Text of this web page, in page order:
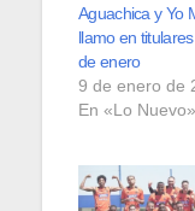
Aguachica y Yo
llamo en
de enero
9 de enero de
En «Lo Nuevo»